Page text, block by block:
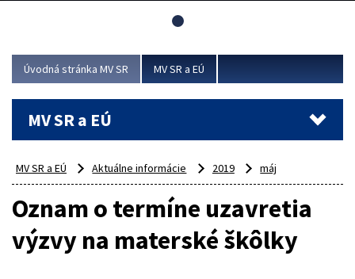
aj interiéru, kde vznikli nové učebne a moderné
Viac
Úvodná stránka MV SR MV SR a EÚ
MV SR a EÚ
MV SR a EÚ Aktuálne informácie 2019 máj
Oznam o termíne uzavretia
výzvy na materské škôlky